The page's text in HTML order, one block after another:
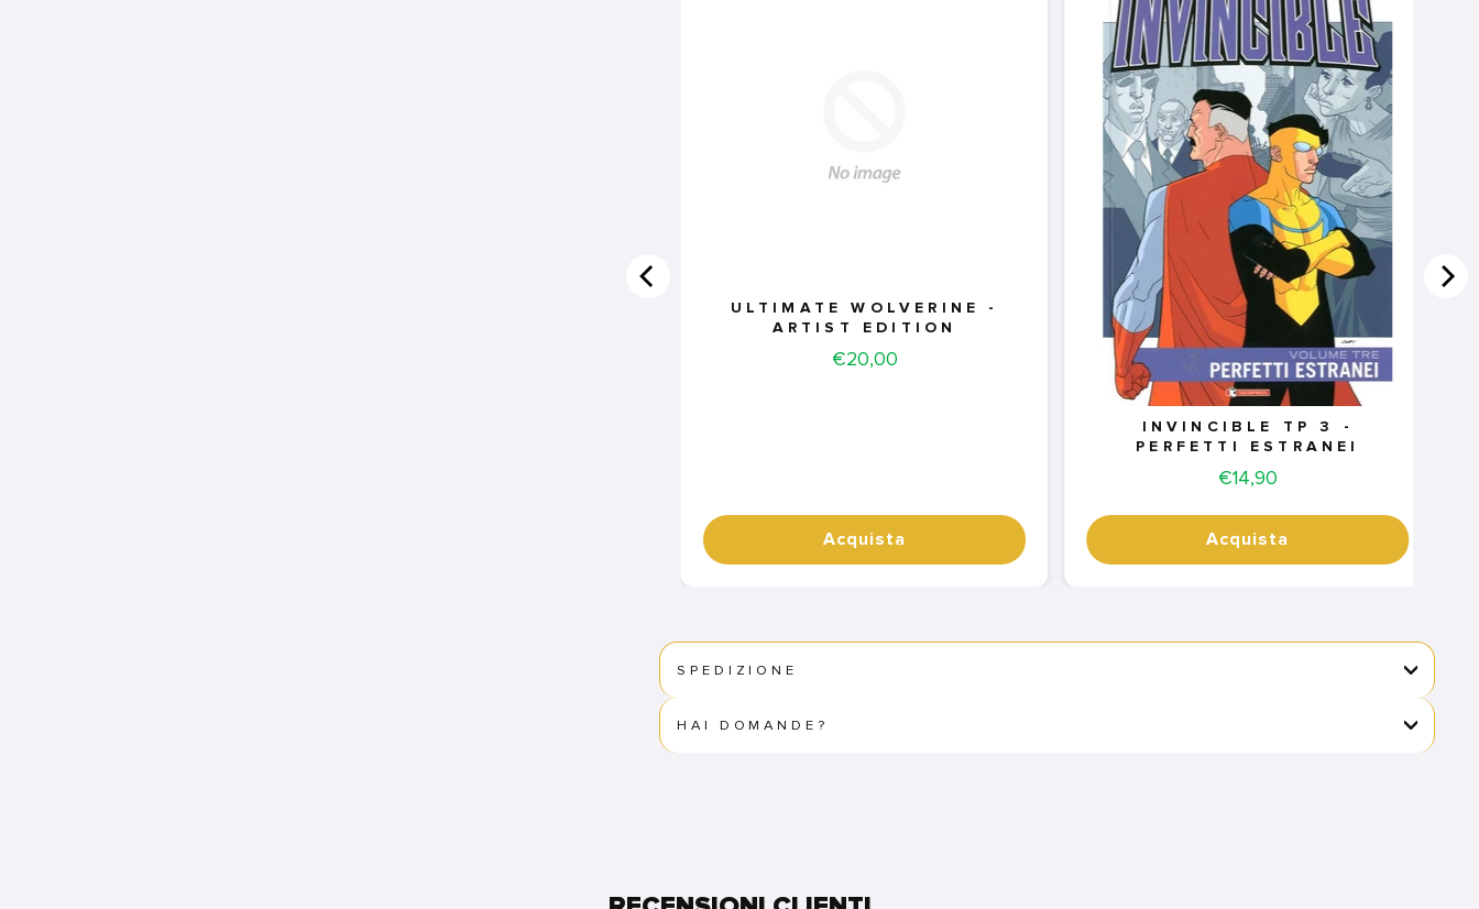
ULTIMATE WOLVERINE -
ARTIST EDITION
Price
€20,00
Acquista
INVINCIBLE TP 3 -
PERFETTI ESTRANEI
Price
€14,90
Acquista
SPEDIZIONE
HAI DOMANDE?